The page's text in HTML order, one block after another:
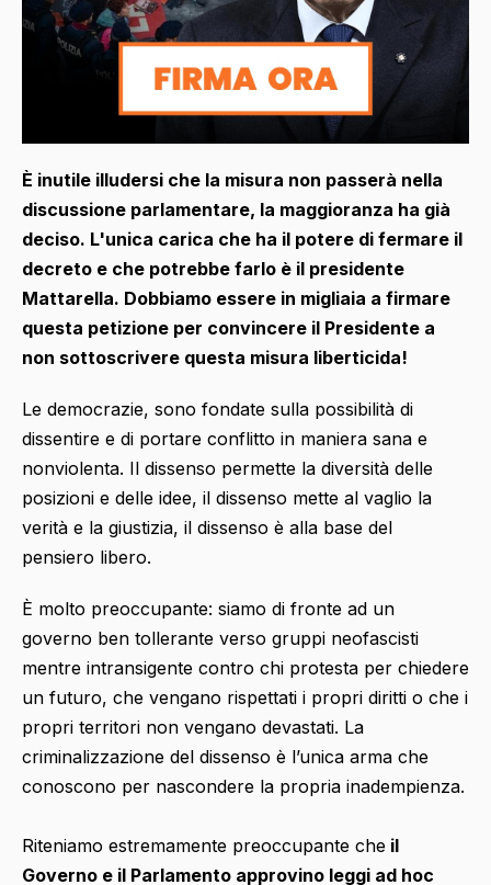
È inutile illudersi che la misura non passerà nella
discussione parlamentare, la maggioranza ha già
deciso. L'unica carica che ha il potere di fermare il
decreto e che potrebbe farlo è il presidente
Mattarella. Dobbiamo essere in migliaia a firmare
questa petizione per convincere il Presidente a
non sottoscrivere questa misura liberticida!
Le democrazie, sono fondate sulla possibilità di
dissentire e di portare conflitto in maniera sana e
nonviolenta. Il dissenso permette la diversità delle
posizioni e delle idee, il dissenso mette al vaglio la
verità e la giustizia, il dissenso è alla base del
pensiero libero.
È molto preoccupante: siamo di fronte ad un
governo ben tollerante verso gruppi neofascisti
mentre intransigente contro chi protesta per chiedere
un futuro, che vengano rispettati i propri diritti o che i
propri territori non vengano devastati. La
criminalizzazione del dissenso è l’unica arma che
conoscono per nascondere la propria inadempienza.
Riteniamo estremamente preoccupante che il
Governo e il Parlamento approvino leggi ad hoc